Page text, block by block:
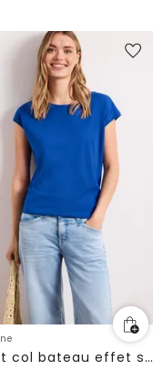
T-shirt col bateau effet soyeux